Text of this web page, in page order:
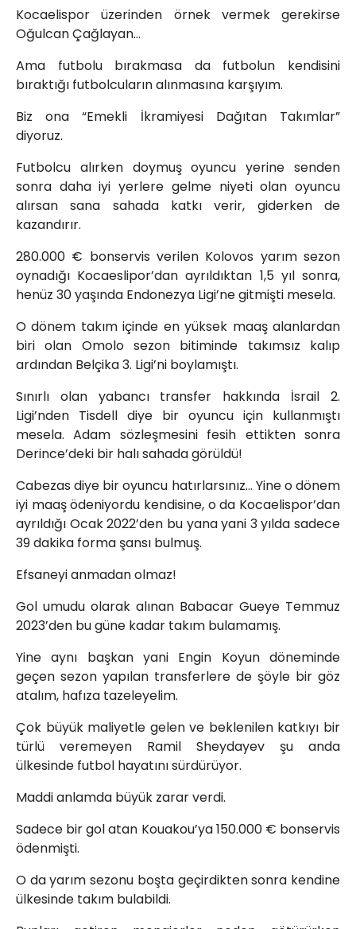
Kocaelispor üzerinden örnek vermek gerekirse
Oğulcan Çağlayan…
Ama futbolu bırakmasa da futbolun kendisini
bıraktığı futbolcuların alınmasına karşıyım.
Biz ona “Emekli İkramiyesi Dağıtan Takımlar”
diyoruz.
Futbolcu alırken doymuş oyuncu yerine senden
sonra daha iyi yerlere gelme niyeti olan oyuncu
alırsan sana sahada katkı verir, giderken de
kazandırır.
280.000 € bonservis verilen Kolovos yarım sezon
oynadığı Kocaeslipor’dan ayrıldıktan 1,5 yıl sonra,
henüz 30 yaşında Endonezya Ligi’ne gitmişti mesela.
O dönem takım içinde en yüksek maaş alanlardan
biri olan Omolo sezon bitiminde takımsız kalıp
ardından Belçika 3. Ligi’ni boylamıştı.
Sınırlı olan yabancı transfer hakkında İsrail 2.
Ligi’nden Tisdell diye bir oyuncu için kullanmıştı
mesela. Adam sözleşmesini fesih ettikten sonra
Derince’deki bir halı sahada görüldü!
Cabezas diye bir oyuncu hatırlarsınız… Yine o dönem
iyi maaş ödeniyordu kendisine, o da Kocaelispor’dan
ayrıldığı Ocak 2022’den bu yana yani 3 yılda sadece
39 dakika forma şansı bulmuş.
Efsaneyi anmadan olmaz!
Gol umudu olarak alınan Babacar Gueye Temmuz
2023’den bu güne kadar takım bulamamış.
Yine aynı başkan yani Engin Koyun döneminde
geçen sezon yapılan transferlere de şöyle bir göz
atalım, hafıza tazeleyelim.
Çok büyük maliyetle gelen ve beklenilen katkıyı bir
türlü veremeyen Ramil Sheydayev şu anda
ülkesinde futbol hayatını sürdürüyor.
Maddi anlamda büyük zarar verdi.
Sadece bir gol atan Kouakou’ya 150.000 € bonservis
ödenmişti.
O da yarım sezonu boşta geçirdikten sonra kendine
ülkesinde takım bulabildi.